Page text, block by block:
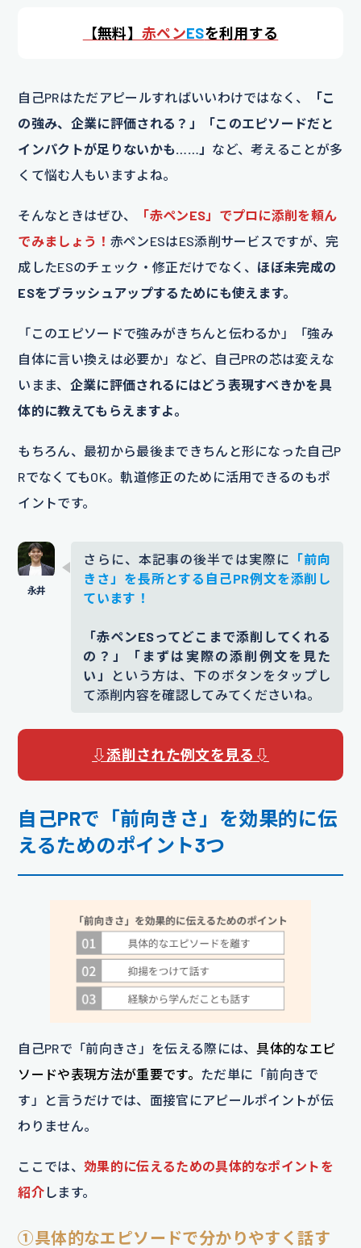
【無料】赤ペンESを利用する
自己PRはただアピールすればいいわけではなく、
「こ
の強み、企業に評価される？」「このエピソードだと
インパクトが足りないかも……」 など、考えることが多
くて悩む人もいますよね。
そんなときはぜひ、
「赤ペンES」でプロに添削を頼ん
でみましょう！ 赤ペンESはES添削サービスですが、完
成したESのチェック・修正だけでなく、 ほぼ未完成の
ESをブラッシュアップするためにも使えます。
「このエピソードで強みがきちんと伝わるか」「強み
自体に言い換えは必要か」など、自己PRの芯は変えな
いまま、 企業に評価されるにはどう表現すべきかを具
体的に教えてもらえますよ。
もちろん、最初から最後まできちんと形になった自己P
RでなくてもOK。軌道修正のために活用できるのもポ
イントです。
さらに、本記事の後半では実際に
「前向
きさ」を長所とする自己PR例文を添削し
ています！
「赤ペンESってどこまで添削してくれる
の？」「まずは実際の添削例文を見た
い」
という方は、下のボタンをタップし
て添削内容を確認してみてくださいね。
⇩添削された例文を見る⇩
自己PRで「前向きさ」を効果的に伝
えるためのポイント3つ
自己PRで「前向きさ」を伝える際には、具体的なエピ
ソードや表現方法が重要です。 ただ単に「前向きで
す」と言うだけでは、面接官にアピールポイントが伝
わりません。
ここでは、 効果的に伝えるための具体的なポイントを
紹介 します。
①具体的なエピソードで分かりやすく話す